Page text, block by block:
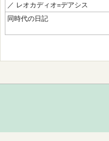
／ レオカディオ=デアシス
同時代の日記